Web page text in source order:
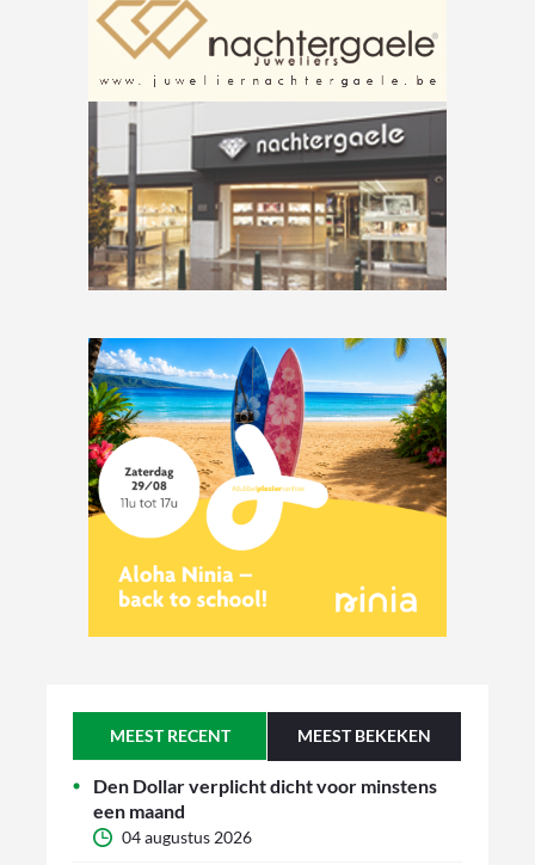
MEEST RECENT MEEST BEKEKEN
Den Dollar verplicht dicht voor minstens
een maand
04 augustus 2026